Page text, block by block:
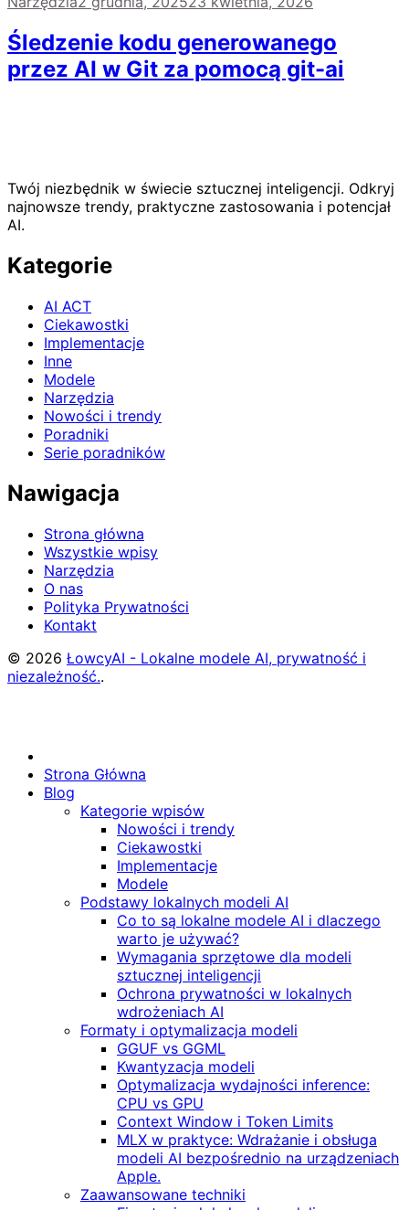
Śledzenie kodu generowanego
przez AI w Git za pomocą git-ai
Twój niezbędnik w świecie sztucznej inteligencji. Odkryj
najnowsze trendy, praktyczne zastosowania i potencjał
AI.
Kategorie
AI ACT
Ciekawostki
Implementacje
Inne
Modele
Narzędzia
Nowości i trendy
Poradniki
Serie poradników
Nawigacja
Strona główna
Wszystkie wpisy
Narzędzia
O nas
Polityka Prywatności
Kontakt
© 2026 ŁowcyAI - Lokalne modele AI, prywatność i
niezależność..
Strona Główna
Blog
Kategorie wpisów
Nowości i trendy
Ciekawostki
Implementacje
Modele
Podstawy lokalnych modeli AI
Co to są lokalne modele AI i dlaczego
warto je używać?
Wymagania sprzętowe dla modeli
sztucznej inteligencji
Ochrona prywatności w lokalnych
wdrożeniach AI
Formaty i optymalizacja modeli
GGUF vs GGML
Kwantyzacja modeli
Optymalizacja wydajności inference:
CPU vs GPU
Context Window i Token Limits
MLX w praktyce: Wdrażanie i obsługa
modeli AI bezpośrednio na urządzeniach
Apple.
Zaawansowane techniki